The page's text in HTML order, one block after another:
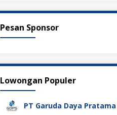
Pesan Sponsor
Lowongan Populer